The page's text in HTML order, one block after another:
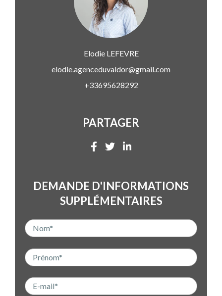
ElodieLEFEVRE
elodie.agenceduvaldor@gmail.com
+33695628292
PARTAGER
DEMANDE D'INFORMATIONS
SUPPLÉMENTAIRES